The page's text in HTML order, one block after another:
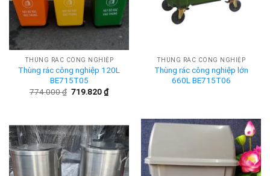
THÙNG RÁC CÔNG NGHIỆP
Thùng rác công nghiệp 120L
BE715T05
774.000₫ Giá
719.820₫Giá
hiện
719.820 ₫.
THÙNG RÁC CÔNG NGHIỆP
Thùng rác công nghiệp lớn
660L BE715T06